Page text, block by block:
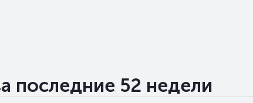
последние 52 недели